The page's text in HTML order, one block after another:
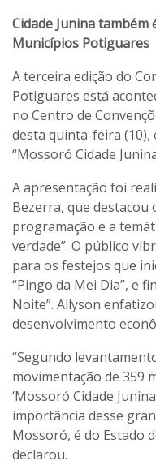
Cidade Junina também
Municípios Potiguares
A terceira edição do
Potiguares está
no Centro de
desta quinta-feira
“Mossoró Cidade
A apresentação foi
Bezerra, que destacou
programação e a
verdade”. O público
para os festejos que
“Pingo da Mei Dia”, e
Noite”. Allyson
desenvolvimento
“Segundo
movimentação de 359
‘Mossoró Cidade
importância desse
Mossoró, é do Estado
declarou.